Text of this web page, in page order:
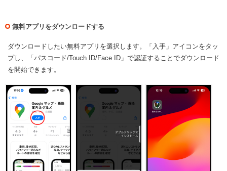
無料アプリをダウンロードする
ダウンロードしたい無料アプリを選択します。「入手」アイコンをタッ
プし、「パスコード/Touch ID/Face ID」で認証することでダウンロード
を開始できます。